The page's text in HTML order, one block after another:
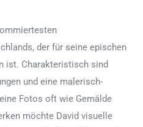
der für seine epischen
ist. Charakteristisch sind
und eine malerisch-
Fotos oft wie Gemälde
möchte David visuelle